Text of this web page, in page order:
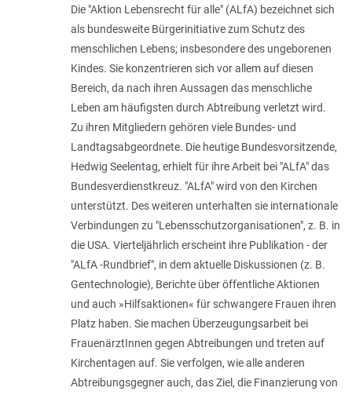
Die "Aktion Lebensrecht für alle" (ALfA) bezeichnet sich
als bundesweite Bürgerinitiative zum Schutz des
menschlichen Lebens; insbesondere des ungeborenen
Kindes. Sie konzentrieren sich vor allem auf diesen
Bereich, da nach ihren Aussagen das menschliche
Leben am häufigsten durch Abtreibung verletzt wird.
Zu ihren Mitgliedern gehören viele Bundes- und
Landtagsabgeordnete. Die heutige Bundesvorsitzende,
Hedwig Seelentag, erhielt für ihre Arbeit bei "ALfA" das
Bundesverdienstkreuz. "ALfA" wird von den Kirchen
unterstützt. Des weiteren unterhalten sie internationale
Verbindungen zu "Lebensschutzorganisationen", z. B. in
die USA. Vierteljährlich erscheint ihre Publikation - der
"ALfA -Rundbrief", in dem aktuelle Diskussionen (z. B.
Gentechnologie), Berichte über öffentliche Aktionen
und auch »Hilfsaktionen« für schwangere Frauen ihren
Platz haben. Sie machen Überzeugungsarbeit bei
FrauenärztInnen gegen Abtreibungen und treten auf
Kirchentagen auf. Sie verfolgen, wie alle anderen
Abtreibungsgegner auch, das Ziel, die Finanzierung von